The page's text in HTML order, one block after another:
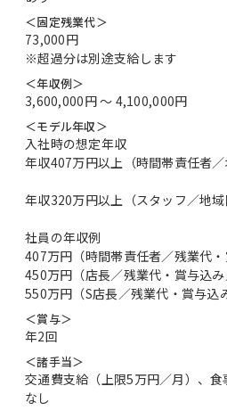
＜固定残業代＞
73,000円
※超過分は別途支給します
＜年収例＞
3,600,000円 〜 4,100,000円
＜モデル年収＞
入社時の想定年収
年収407万円以上（時間帯責任者／
年収320万円以上（スタッフ／地域
社員の年収例
407万円（時間帯責任者／残業代・
450万円（店長／残業代・賞与込み
550万円（S店長／残業代・賞与込
＜賞与＞
年2回
＜諸手当＞
交通費支給（上限5万円／月）、食
なし